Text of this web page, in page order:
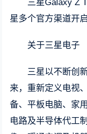
三星Galaxy Z
星多个官方渠道开
关于三星电子
三星以不断创
来，重新定义电视
备、平板电脑、家
电路及半导体代工